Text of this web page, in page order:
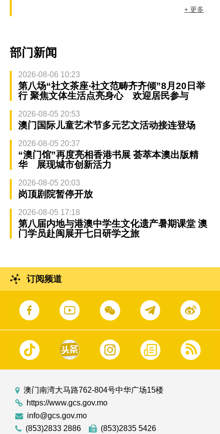
+ 更多
部门新闻
2026-08-06 10:23
第八场“社文茶座‧社文范畴齐齐倾”8月20日举
行 聚焦文体生活点亮身心 欢迎居民参与
2026-08-05 20:53
澳门国际儿童艺术节多元艺文活动接连登场
2026-08-05 20:37
“澳门馆”再度亮相香港书展 荟萃本澳出版精
华 展现城市创新活力
2026-08-05 20:03
岗顶剧院暂停开放
2026-08-05 17:18
第八届内地与港澳中学生文化遗产暑期课堂 澳
门学员赴闽展开七日研学之旅
订阅频道
澳门南湾大马路762-804号中华广场15楼
https://www.gcs.gov.mo
info@gcs.gov.mo
(853)2833 2886
(853)2835 5426